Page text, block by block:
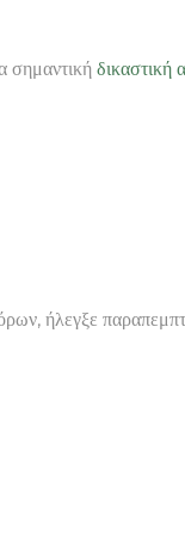
σημαντική δικαστική
ήλεγξε